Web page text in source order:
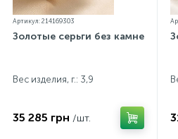
Артикул: 214169303
Золотые серьги без камней
Вес изделия, г.: 3,9
35 285 грн /шт.